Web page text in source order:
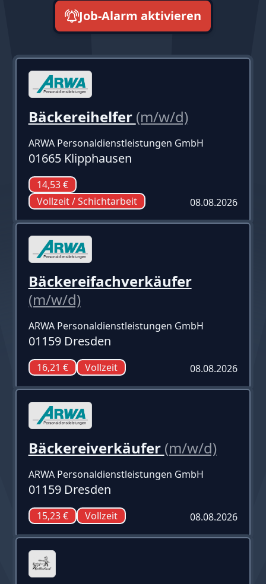
Job-Alarm aktivieren
Bäckereihelfer (m/w/d)
ARWA Personaldienstleistungen GmbH
01665 Klipphausen
14,53 €
Vollzeit / Schichtarbeit
08.08.2026
Bäckereifachverkäufer
(m/w/d)
ARWA Personaldienstleistungen GmbH
01159 Dresden
16,21 € Vollzeit 08.08.2026
Bäckereiverkäufer (m/w/d)
ARWA Personaldienstleistungen GmbH
01159 Dresden
15,23 € Vollzeit 08.08.2026